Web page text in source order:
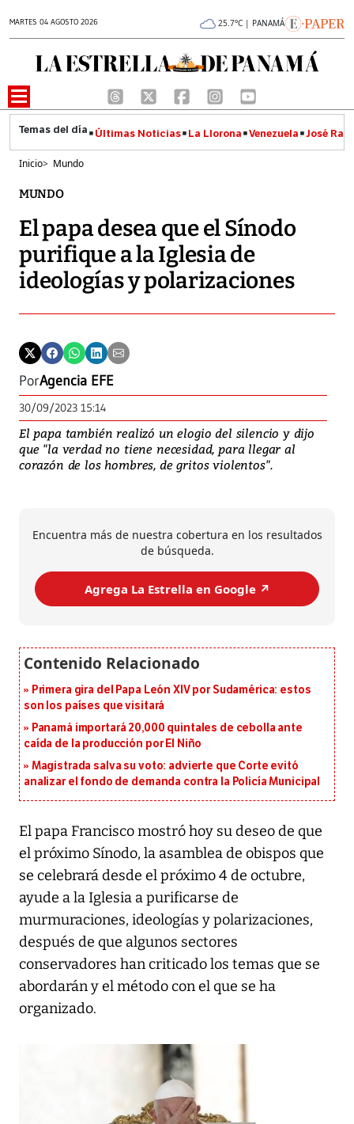
MARTES 04 AGOSTO 2026 25.7°C | PANAMÁ
Últimas Noticias La Llorona Venezuela José
Inicio> Mundo
MUNDO
El papa desea que el Sínodo
purifique a la Iglesia de
ideologías y polarizaciones
PorAgencia EFE
30/09/2023 15:14
El papa también realizó un elogio del silencio y dijo
que "la verdad no tiene necesidad, para llegar al
corazón de los hombres, de gritos violentos".
Encuentra más de nuestra cobertura en los resultados
de búsqueda.
Agrega La Estrella en Google ↗️
Primera gira del Papa León XIV por Sudamérica: estos
son los países que visitará
Panamá importará 20,000 quintales de cebolla ante
caída de la producción por El Niño
Magistrada salva su voto: advierte que Corte evitó
analizar el fondo de demanda contra la Policía Municipal
El papa Francisco mostró hoy su deseo de que
el próximo Sínodo, la asamblea de obispos que
se celebrará desde el próximo 4 de octubre,
ayude a la Iglesia a purificarse de
murmuraciones, ideologías y polarizaciones,
después de que algunos sectores
conservadores han criticado los temas que se
abordarán y el método con el que se ha
organizado.